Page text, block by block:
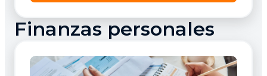
Finanzas personales